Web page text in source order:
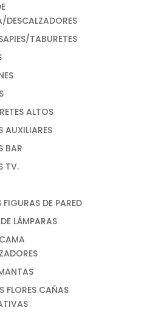
DESCALZADORES
TABURETES
ALTOS
AUXILIARES
BAR
TV.
FIGURAS DE PARED
LÁMPARAS
FLORES CAÑAS